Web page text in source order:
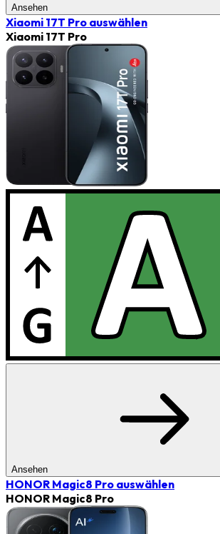
Ansehen
Xiaomi 17T Pro auswählen
Xiaomi 17T Pro
Ansehen
HONOR Magic8 Pro auswählen
HONOR Magic8 Pro